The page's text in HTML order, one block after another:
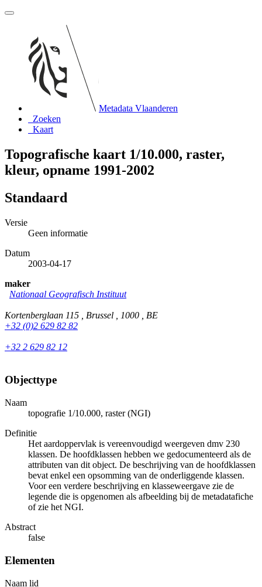
Metadata Vlaanderen
Zoeken
Kaart
Topografische kaart 1/10.000, raster,
kleur, opname 1991-2002
Standaard
Versie
Geen informatie
Datum
2003-04-17
maker
Nationaal Geografisch Instituut
Kortenberglaan 115 , Brussel , 1000 , BE
+32 (0)2 629 82 82
+32 2 629 82 12
Objecttype
Naam
topografie 1/10.000, raster (NGI)
Definitie
Het aardoppervlak is vereenvoudigd weergeven dmv 230
klassen. De hoofdklassen hebben we gedocumenteerd als de
attributen van dit object. De beschrijving van de hoofdklassen
bevat enkel een opsomming van de onderliggende klassen.
Voor een verdere beschrijving en klasseweergave zie de
legende die is opgenomen als afbeelding bij de metadatafiche
of zie het NGI.
Abstract
false
Elementen
Naam lid